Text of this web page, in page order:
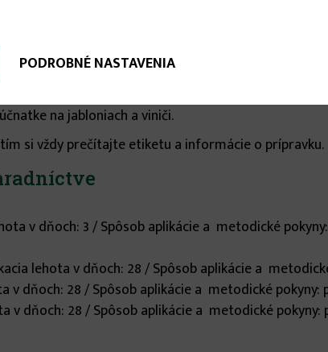
na jabloniach a viniči.
si vždy prečítajte etiketu a informácie o prípravku.
v dňoch: 3 / Spôsob aplikácie a metodické
lehota v dňoch: 28 / Spôsob aplikácie a
v dňoch: 28 / Spôsob aplikácie a metodické
v dňoch: 28 / Spôsob aplikácie a metodické
PODROBNÉ NASTAVENIA